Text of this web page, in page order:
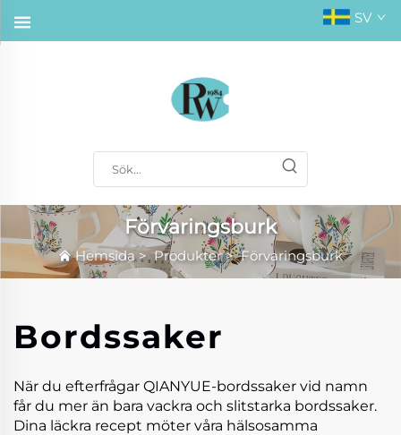
SV
Förvaringsburk
Hemsida>Produkter>Förvaringsburk
Bordssaker
När du efterfrågar QIANYUE-bordssaker vid namn
får du mer än bara vackra och slitstarka bordssaker.
Dina läckra recept möter våra hälsosamma